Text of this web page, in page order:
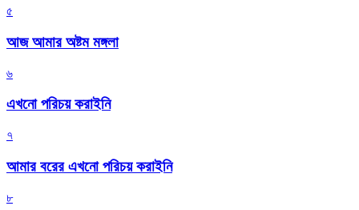
৫
আজ আমার অষ্টম মঙ্গলা
৬
এখনো পরিচয় করাইনি
৭
আমার বরের এখনো পরিচয় করাইনি
৮